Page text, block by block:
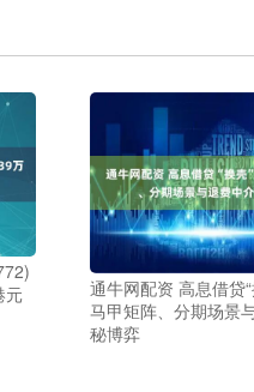
元
通牛网配资 高息借贷“
马甲矩阵、分期场景
秘博弈